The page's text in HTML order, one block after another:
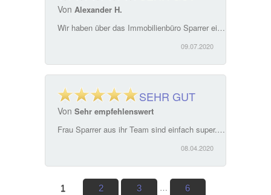
Von Alexander H.
Wir haben über das Immobilienbüro Sparrer ein Haus in Weiden Ost gefunden und gemietet. Die Betreuung vom ersten Gespräch bis zur Übergabe war klasse. Wir haben uns zu jedem Zeitpunkt hervorragend betreut, verstanden und aufgehoben gefühlt. Das Büro können wir nur empfehlen. Wir haben über die ganzen Jahre selten eine so kompetente Betreuung erfahren. Nochmals vielen Dank dafür.
09.07.2020
SEHR GUT
Von Sehr empfehlenswert
Frau Sparrer aus ihr Team sind einfach super. Ein ausgesprochen guter Service. Hat sich bei unserem Hausverkauf perfekt um alles gekümmert und alle noch notwendigen Schritte erledigt. Sehr empfehlenswert
08.04.2020
1 2 3 … 6